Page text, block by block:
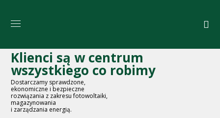
Klienci są w centrum
wszystkiego co robimy
Dostarczamy sprawdzone,
ekonomiczne i bezpieczne
rozwiązania z zakresu fotowoltaiki,
magazynowania
i zarządzania energią.